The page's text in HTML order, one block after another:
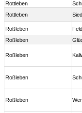
Rottleben
Rottleben
Roßleben
Roßleben
Roßleben
Roßleben
Roßleben